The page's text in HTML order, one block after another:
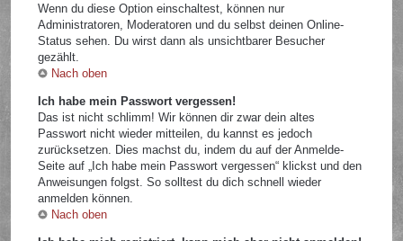
Wenn du diese Option einschaltest, können nur
Administratoren, Moderatoren und du selbst deinen Online-
Status sehen. Du wirst dann als unsichtbarer Besucher
gezählt.
Nach oben
Ich habe mein Passwort vergessen!
Das ist nicht schlimm! Wir können dir zwar dein altes
Passwort nicht wieder mitteilen, du kannst es jedoch
zurücksetzen. Dies machst du, indem du auf der Anmelde-
Seite auf „Ich habe mein Passwort vergessen“ klickst und den
Anweisungen folgst. So solltest du dich schnell wieder
anmelden können.
Nach oben